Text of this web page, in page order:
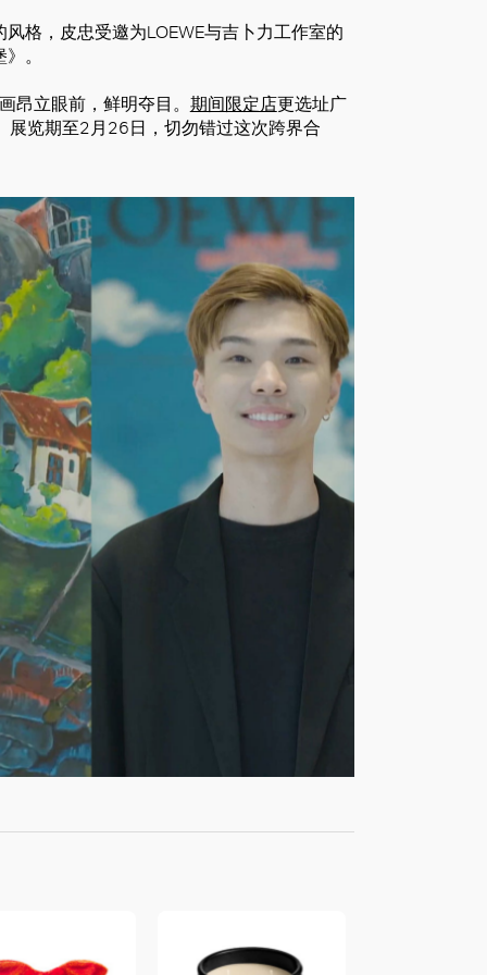
格，皮忠受邀为LOEWE与吉卜力工作室的
。
昂立眼前，鲜明夺目。 期间限定店更选址广
展览期至2月26日，切勿错过这次跨界合